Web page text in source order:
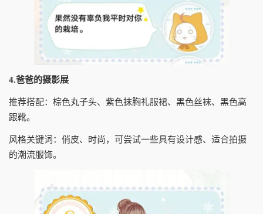
4.爸爸的摄影展
推荐搭配：棕色丸子头、紫色抹胸礼服裙、黑色丝袜、黑色高
跟靴。
风格关键词：俏皮、时尚，可尝试一些具有设计感、适合拍摄
的潮流服饰。